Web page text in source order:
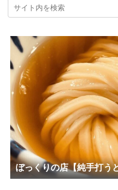
ぼっくりの店【純手打う